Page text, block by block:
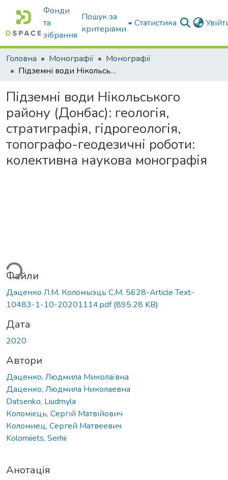
Фонди
та
зібрання
Пошук за
критеріями
Статистика
Головна Монографії
Монографії
Підземні води Нікольського району (Донбас): геологія, стратиграфія, гідрогеологія, топографо-геодезичні роботи: колективна наукова монографія
Підземні води Нікольського
району (Донбас): геологія,
стратиграфія, гідрогеологія,
топографо-геодезичні роботи:
колективна наукова монографія
Файли
Даценко Л.М. Коломыэць С.М. 5628-Article Text-
10483-1-10-20201114.pdf(895.28 KB)
Дата
2020
Автори
Даценко, Людмила Миколаївна
Даценко, Людмила Николаевна
Datsenko, Liudmyla
Коломієць, Сергій Матвійович
Коломиец, Сергей Матвеевич
Kolomiiets, Serhii
Анотація